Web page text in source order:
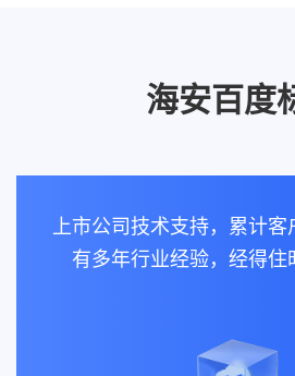
海安百度
上市公司技术支持，累计
有多年行业经验，经得住